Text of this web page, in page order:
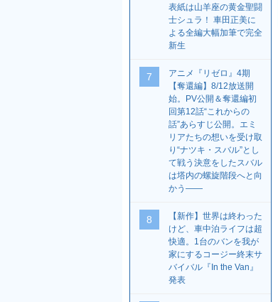
表紙は山羊座の黄金聖闘
士シュラ！ 車田正美に
よる全編大幅加筆で完全
新生
7
アニメ『リゼロ』4期
【奪還編】8/12放送開
始。PV公開＆奪還編初
回第12話“これからの
話”あらすじ公開。エミ
リアたちの想いを受け取
り“ナツキ・スバル”とし
て戦う決意をしたスバル
は塔内の螺旋階段へと向
かう――
8
【新作】世界は終わった
けど、車中泊ライフは超
快適。1台のバンを我が
家にするコージー終末サ
バイバル『In the Van』
発表